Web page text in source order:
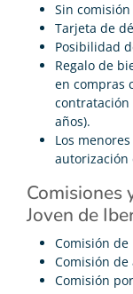
Sin
Tarjeta de
Posibilidad
Regalo de
en compras
contratación
años).
Los
autorización
Comisiones
Joven de
Comisión
Comisión
Comisión